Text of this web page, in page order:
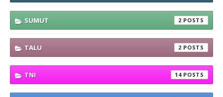
SUMUT 2
TALU 2
TNI 14